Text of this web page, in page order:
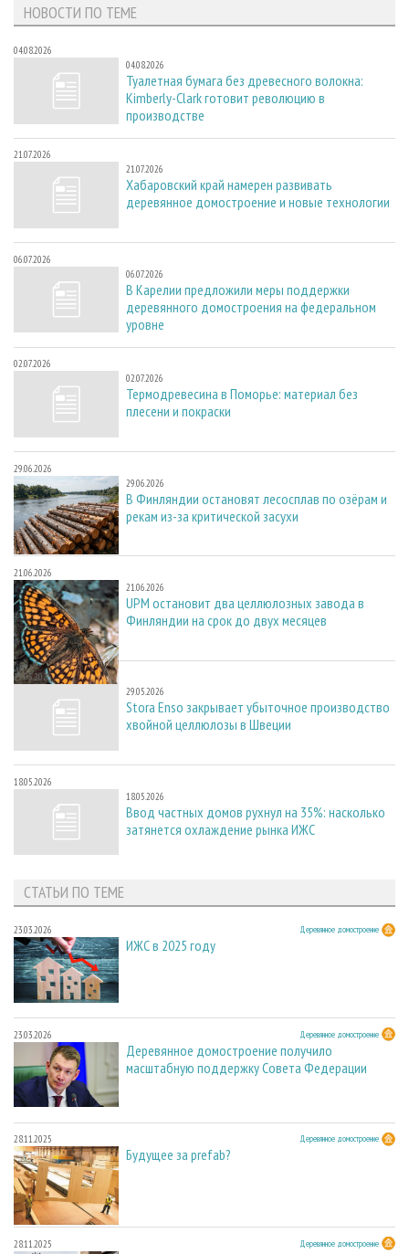
НОВОСТИ ПО ТЕМЕ
04.08.2026
04.08.2026
Туалетная бумага без древесного волокна:
Kimberly-Clark готовит революцию в
производстве
21.07.2026
21.07.2026
Хабаровский край намерен развивать
деревянное домостроение и новые технологии
06.07.2026
06.07.2026
В Карелии предложили меры поддержки
деревянного домостроения на федеральном
уровне
02.07.2026
02.07.2026
Термодревесина в Поморье: материал без
плесени и покраски
29.06.2026
29.06.2026
В Финляндии остановят лесосплав по озёрам и
рекам из-за критической засухи
21.06.2026
21.06.2026
UPM остановит два целлюлозных завода в
Финляндии на срок до двух месяцев
29.05.2026
29.05.2026
Stora Enso закрывает убыточное производство
хвойной целлюлозы в Швеции
18.05.2026
18.05.2026
Ввод частных домов рухнул на 35%: насколько
затянется охлаждение рынка ИЖС
СТАТЬИ ПО ТЕМЕ
23.03.2026 Деревянное домостроение
ИЖС в 2025 году
23.03.2026 Деревянное домостроение
Деревянное домостроение получило
масштабную поддержку Совета Федерации
28.11.2025 Деревянное домостроение
Будущее за prefab?
28.11.2025 Деревянное домостроение